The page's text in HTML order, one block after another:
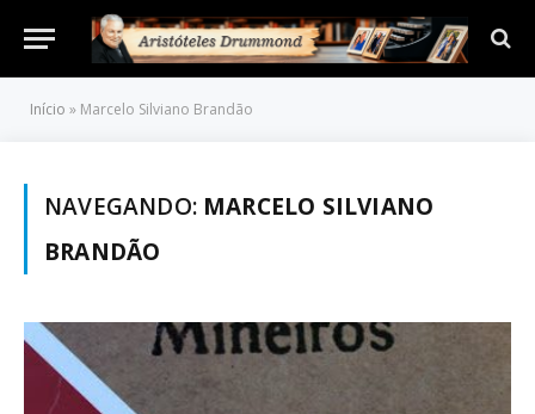
Início » Marcelo Silviano Brandão
NAVEGANDO: MARCELO SILVIANO
BRANDÃO